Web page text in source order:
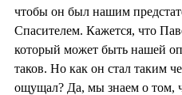
чтобы он был нашим
Спасителем. Кажется, что
который может быть нашей
таков. Но как он стал таким
ощущал? Да, мы знаем о том,